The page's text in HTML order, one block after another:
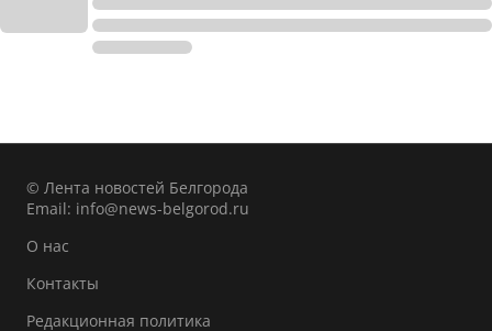
© Лента новостей Белгорода
Email: info@news-belgorod.ru
О нас
Контакты
Редакционная политика